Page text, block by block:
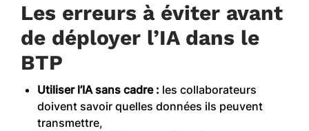
Les erreurs à éviter avant
de déployer l’IA dans le
BTP
Utiliser l’IA sans cadre : les collaborateurs
doivent savoir quelles données ils peuvent
transmettre,